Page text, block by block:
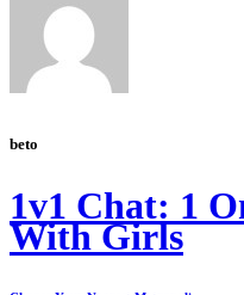
beto
1v1 Chat: 1
With Girls